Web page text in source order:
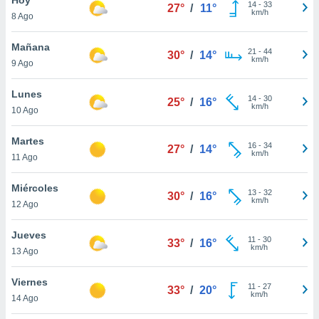
en
más
nuestra
de
cookies
aceptar
8 Ago
27° / 11° 14- 33
km/h
Mañana
9 Ago
30° / 14° 21 - 44
km/h
Lunes
10 Ago
25° / 16° 14- 30
km/h
Martes
11 Ago
27° / 14° 16- 34
km/h
Miércoles
12 Ago
30° / 16° 13- 32
km/h
Jueves
13 Ago
33° / 16° 11 - 30
km/h
Viernes
14 Ago
33° / 20° 11 - 27
km/h